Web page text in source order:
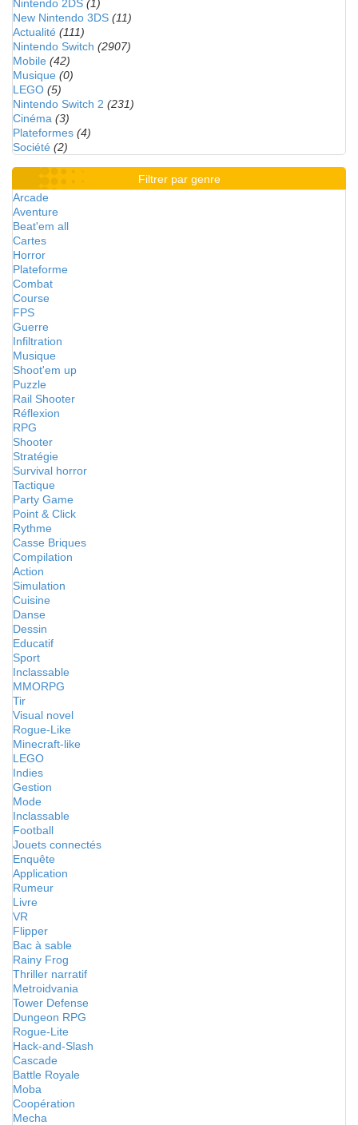
Nintendo 2DS (1)
New Nintendo 3DS (11)
Actualité (111)
Nintendo Switch (2907)
Mobile (42)
Musique (0)
LEGO (5)
Nintendo Switch 2 (231)
Cinéma (3)
Plateformes (4)
Société (2)
Filtrer par genre
Arcade
Aventure
Beat'em all
Cartes
Horror
Plateforme
Combat
Course
FPS
Guerre
Infiltration
Musique
Shoot'em up
Puzzle
Rail Shooter
Réflexion
RPG
Shooter
Stratégie
Survival horror
Tactique
Party Game
Point & Click
Rythme
Casse Briques
Compilation
Action
Simulation
Cuisine
Danse
Dessin
Educatif
Sport
Inclassable
MMORPG
Tir
Visual novel
Rogue-Like
Minecraft-like
LEGO
Indies
Gestion
Mode
Inclassable
Football
Jouets connectés
Enquête
Application
Rumeur
Livre
VR
Flipper
Bac à sable
Rainy Frog
Thriller narratif
Metroidvania
Tower Defense
Dungeon RPG
Rogue-Lite
Hack-and-Slash
Cascade
Battle Royale
Moba
Coopération
Mecha